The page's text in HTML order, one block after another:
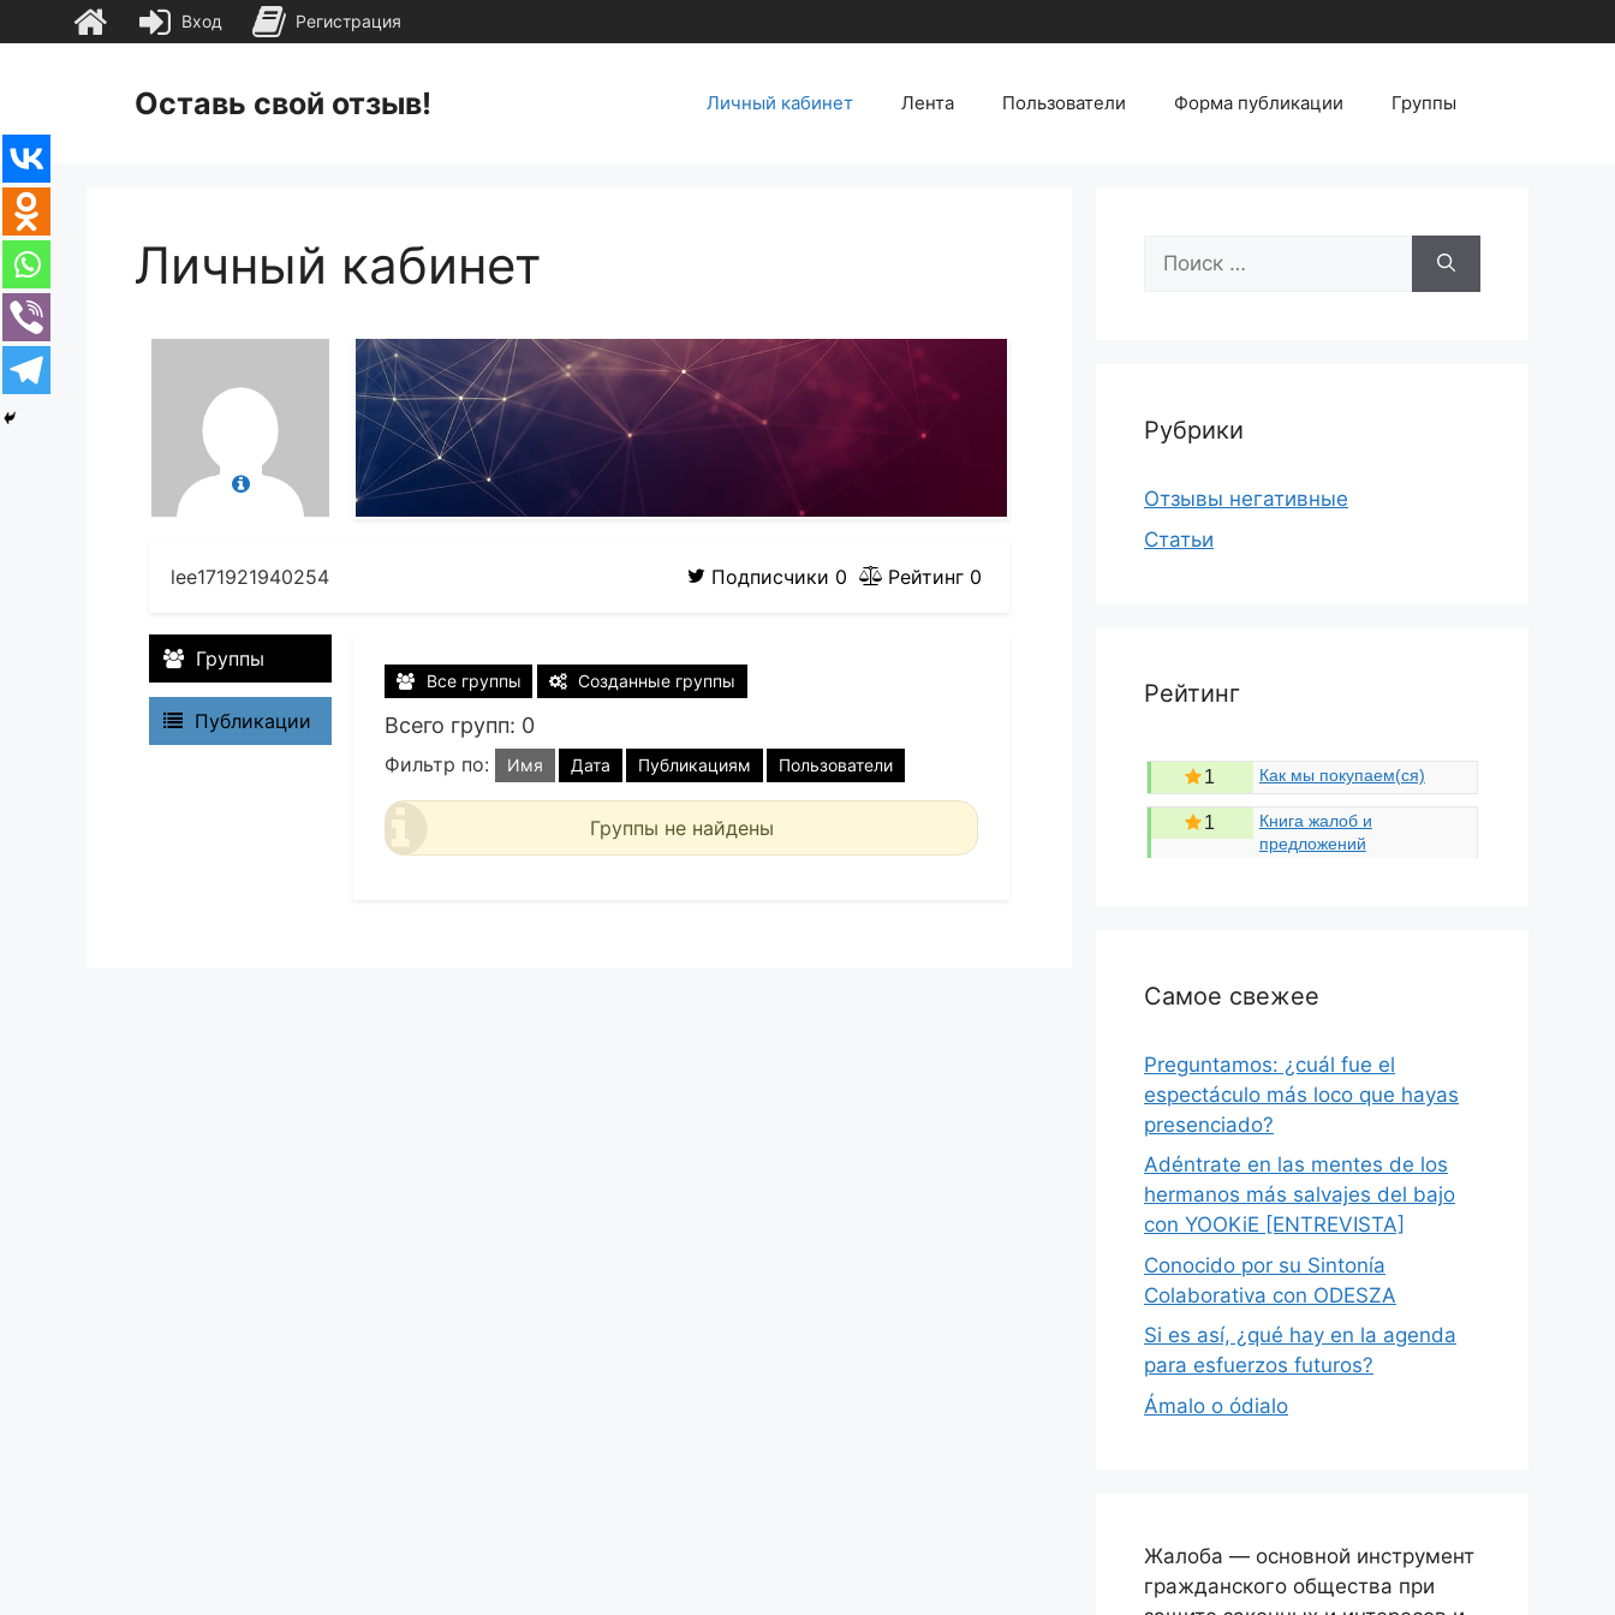
содержимомуОставь свой отзыв! Личный кабинет Лента Пользователи Форма публикации Группы
Личный кабинет
lee171921940254 Подписчики 0 Рейтинг 0
Группы
Публикации
Все группы Созданные группы
Всего групп: 0
Фильтр по: Имя Дата Публикациям Пользователи
Группы не найдены
Поиск:
Рубрики
Отзывы негативные
Статьи
Рейтинг
1 Как мы покупаем(ся)
1
Книга жалоб и
предложений
Самое свежее
Preguntamos: ¿cuál fue el
espectáculo más loco que hayas
presenciado?
Adéntrate en las mentes de los
hermanos más salvajes del bajo
con YOOKiE [ENTREVISTA]
Conocido por su Sintonía
Colaborativa con ODESZA
Si es así, ¿qué hay en la agenda
para esfuerzos futuros?
Ámalo o ódialo
Жалоба — основной инструмент
гражданского общества при
Вход Регистрация